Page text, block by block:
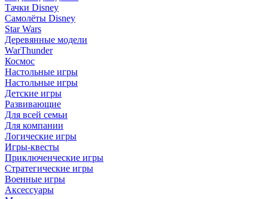
Тачки Disney
Самолёты Disney
Star Wars
Деревянные модели
WarThunder
Космос
Настольные игры
Настольные игры
Детские игры
Развивающие
Для всей семьи
Для компании
Логические игры
Игры-квесты
Приключенческие игры
Стратегические игры
Военные игры
Аксессуары